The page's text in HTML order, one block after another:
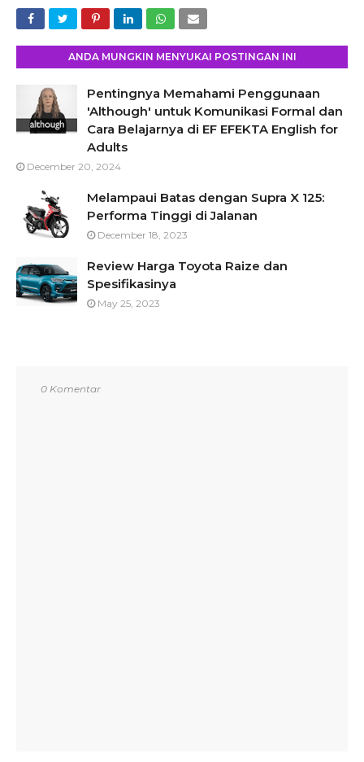
ANDA MUNGKIN MENYUKAI POSTINGAN INI
Pentingnya Memahami Penggunaan
'Although' untuk Komunikasi Formal dan
Cara Belajarnya di EF EFEKTA English for
Adults
December 20, 2024
Melampaui Batas dengan Supra X 125:
Performa Tinggi di Jalanan
December 18, 2023
Review Harga Toyota Raize dan
Spesifikasinya
May 25, 2023
0 Komentar